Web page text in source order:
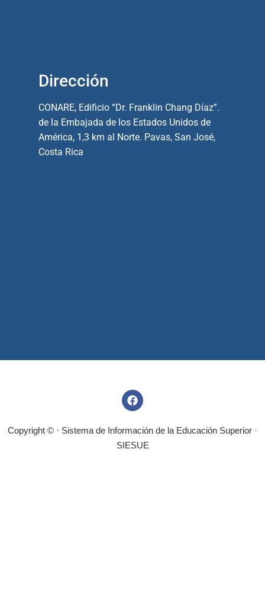
Dirección
CONARE, Edificio “Dr. Franklin Chang Díaz”.
de la Embajada de los Estados Unidos de
América, 1,3 km al Norte. Pavas, San José,
Costa Rica
Copyright © · Sistema de Información de la Educación Superior ·
SIESUE